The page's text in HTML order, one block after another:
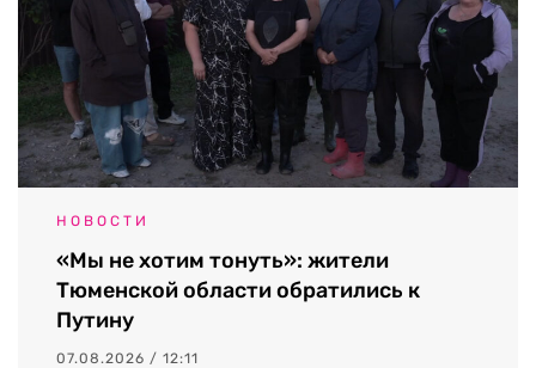
НОВОСТИ
«Мы не хотим тонуть»: жители
Тюменской области обратились к
Путину
07.08.2026 / 12:11